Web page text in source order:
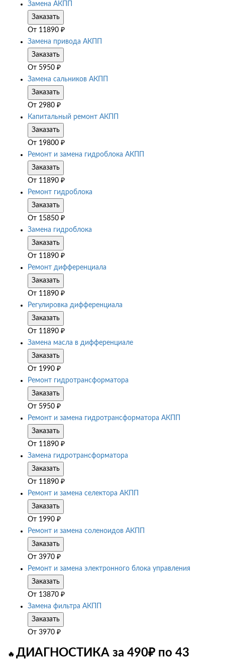
Замена АКПП
Заказать
От 11890 ₽
Замена привода АКПП
Заказать
От 5950 ₽
Замена сальников АКПП
Заказать
От 2980 ₽
Капитальный ремонт АКПП
Заказать
От 19800 ₽
Ремонт и замена гидроблока АКПП
Заказать
От 11890 ₽
Ремонт гидроблока
Заказать
От 15850 ₽
Замена гидроблока
Заказать
От 11890 ₽
Ремонт дифференциала
Заказать
От 11890 ₽
Регулировка дифференциала
Заказать
От 11890 ₽
Замена масла в дифференциале
Заказать
От 1990 ₽
Ремонт гидротрансформатора
Заказать
От 5950 ₽
Ремонт и замена гидротрансформатора АКПП
Заказать
От 11890 ₽
Замена гидротрансформатора
Заказать
От 11890 ₽
Ремонт и замена селектора АКПП
Заказать
От 1990 ₽
Ремонт и замена соленоидов АКПП
Заказать
От 3970 ₽
Ремонт и замена электронного блока управления
Заказать
От 13870 ₽
Замена фильтра АКПП
Заказать
От 3970 ₽
🔥 ДИАГНОСТИКА за 490₽ по 43